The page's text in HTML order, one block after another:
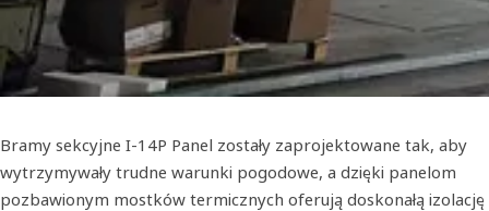
Bramy sekcyjne I-14P Panel zostały zaprojektowane tak, aby
wytrzymywały trudne warunki pogodowe, a dzięki panelom
pozbawionym mostków termicznych oferują doskonałą izolację